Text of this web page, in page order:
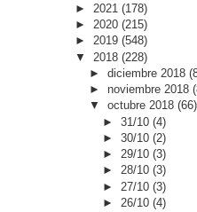
► 2021 (178)
► 2020 (215)
► 2019 (548)
▼ 2018 (228)
► diciembre 2018
► noviembre 2018
▼ octubre 2018 (66)
►31/10(4)
►30/10(2)
►29/10(3)
►28/10(3)
► 27/10(3)
► 26/10(4)